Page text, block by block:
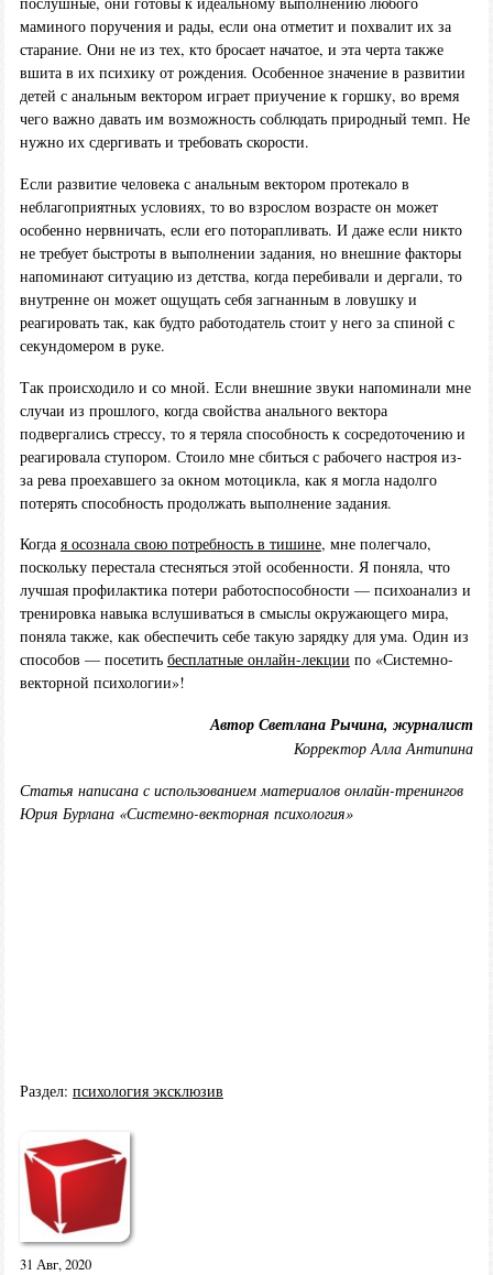
маминого поручения и рады, если она отметит и похвалит их за
старание. Они не из тех, кто бросает начатое, и эта черта также
вшита в их психику от рождения. Особенное значение в развитии
детей с анальным вектором играет приучение к горшку, во время
чего важно давать им возможность соблюдать природный темп. Не
нужно их сдергивать и требовать скорости.
Если развитие человека с анальным вектором протекало в
неблагоприятных условиях, то во взрослом возрасте он может
особенно нервничать, если его поторапливать. И даже если никто
не требует быстроты в выполнении задания, но внешние факторы
напоминают ситуацию из детства, когда перебивали и дергали, то
внутренне он может ощущать себя загнанным в ловушку и
реагировать так, как будто работодатель стоит у него за спиной с
секундомером в руке.
Так происходило и со мной. Если внешние звуки напоминали мне
случаи из прошлого, когда свойства анального вектора
подвергались стрессу, то я теряла способность к сосредоточению и
реагировала ступором. Стоило мне сбиться с рабочего настроя из-
за рева проехавшего за окном мотоцикла, как я могла надолго
потерять способность продолжать выполнение задания.
Когда я осознала свою потребность в тишине, мне полегчало,
поскольку перестала стесняться этой особенности. Я поняла, что
лучшая профилактика потери работоспособности — психоанализ и
тренировка навыка вслушиваться в смыслы окружающего мира,
поняла также, как обеспечить себе такую зарядку для ума. Один из
способов — посетить бесплатные онлайн-лекции по «Системно-
векторной психологии»!
Автор Светлана Рычина, журналист
Корректор Алла Антипина
Статья написана с использованием материалов онлайн-тренингов
Юрия Бурлана «Системно-векторная психология»
Раздел: психология эксклюзив
31 Авг, 2020